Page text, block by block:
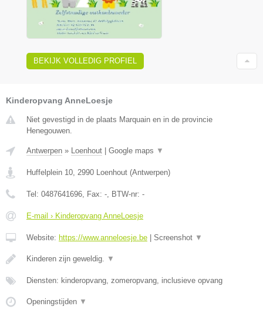
BEKIJK VOLLEDIG PROFIEL
Kinderopvang AnneLoesje
Niet gevestigd in de plaats Marquain en in de provincie
Henegouwen.
Antwerpen » Loenhout Google maps ▼
Huffelplein 10, 2990 Loenhout (Antwerpen)
Tel: 0487641696, Fax: -, BTW-nr: -
E-mail › Kinderopvang AnneLoesje
Website: https://www.anneloesje.be Screenshot ▼
Kinderen zijn geweldig. ▼
Diensten: kinderopvang, zomeropvang, inclusieve opvang
Openingstijden ▼